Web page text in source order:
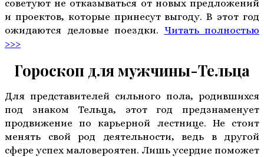
советуют не отказываться от новых предложений
и проектов, которые принесут выгоду. В этот год
ожидаются деловые поездки. Читать полностью
>>>
Гороскоп для мужчины-Тельца
Для представителей сильного пола, родившихся
под знаком Тельца, этот год предзнаменует
продвижение по карьерной лестнице. Не стоит
менять свой род деятельности, ведь в другой
сфере успех маловероятен. Лишь усердие поможет